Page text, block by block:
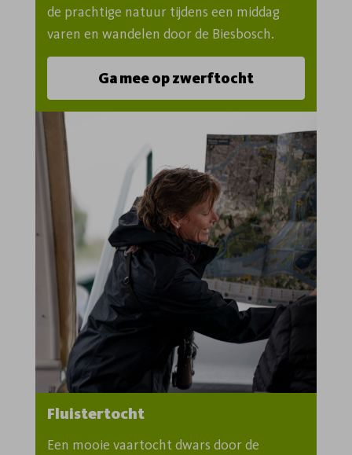
de prachtige natuur tijdens een middag
varen en wandelen door de Biesbosch.
Ga mee op zwerftocht
Fluistertocht
Een mooie vaartocht dwars door de